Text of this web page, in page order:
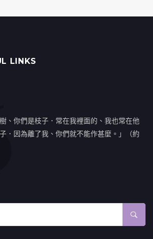
LINKS
、你們是枝子．常在我裡面的、我也常在他
．因為離了我、你們就不能作甚麼。」（約